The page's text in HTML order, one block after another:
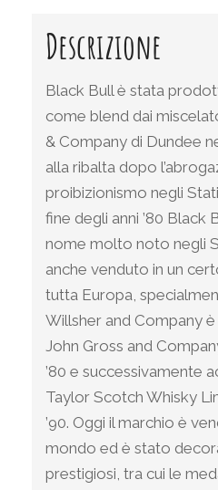
Descrizione
Black Bull è stata
come blend dai
& Company di Dundee
alla ribalta dopo
proibizionismo negli
fine degli anni ’80 Black
nome molto noto negli
anche venduto in un
tutta Europa,
Willsher and Company
John Gross and
’80 e successivamente
Taylor Scotch Whisky
’90. Oggi il marchio è
mondo ed è stato
prestigiosi, tra cui le